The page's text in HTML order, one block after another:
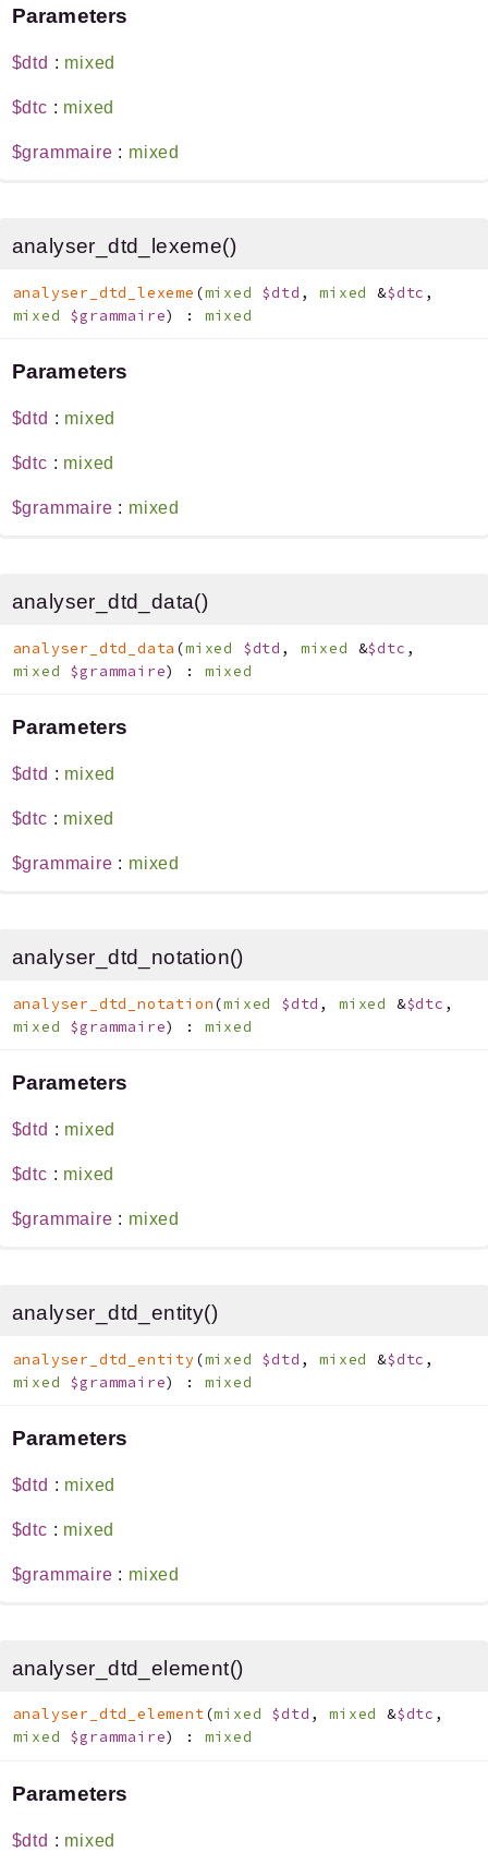
Parameters
$dtd : mixed
$dtc : mixed
$grammaire : mixed
analyser_dtd_lexeme()
analyser_dtd_lexeme (mixed $dtd ,mixed&$dtc ,
mixed $grammaire) : mixed
Parameters
$dtd : mixed
$dtc : mixed
$grammaire : mixed
analyser_dtd_data()
analyser_dtd_data (mixed $dtd , mixed &$dtc ,
mixed $grammaire) : mixed
Parameters
$dtd : mixed
$dtc : mixed
$grammaire : mixed
analyser_dtd_notation()
analyser_dtd_notation(mixed $dtd , mixed &$dtc ,
mixed $grammaire) : mixed
Parameters
$dtd : mixed
$dtc : mixed
$grammaire : mixed
analyser_dtd_entity()
analyser_dtd_entity(mixed $dtd ,mixed&$dtc ,
mixed $grammaire) : mixed
Parameters
$dtd : mixed
$dtc : mixed
$grammaire : mixed
analyser_dtd_element()
analyser_dtd_element(mixed $dtd ,mixed &$dtc ,
mixed $grammaire) : mixed
Parameters
$dtd : mixed